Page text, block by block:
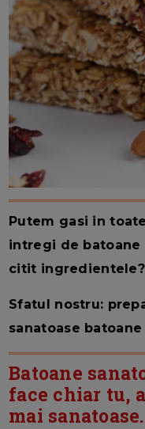
Putem gasi in
intregi de batoane
citit ingredientele?
Sfatul nostru:
sanatoase
Batoane
face chiar tu,
mai sanatoase.